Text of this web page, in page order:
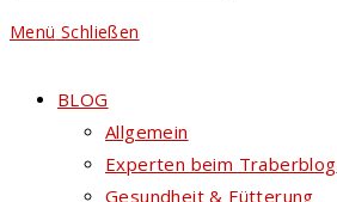
Menü Schließen
BLOG
Allgemein
Experten beim Traberblog
Gesundheit & Fütterung